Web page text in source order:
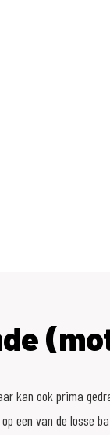
kan ook prima
een van de losse